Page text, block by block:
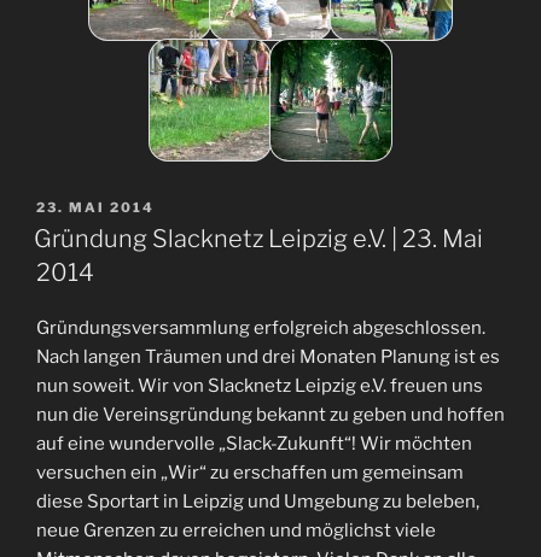
VERÖFFENTLICHT
AM
23. MAI 2014
Gründung Slacknetz Leipzig e.V. | 23. Mai
2014
Gründungsversammlung erfolgreich abgeschlossen.
Nach langen Träumen und drei Monaten Planung ist es
nun soweit. Wir von Slacknetz Leipzig e.V. freuen uns
nun die Vereinsgründung bekannt zu geben und hoffen
auf eine wundervolle „Slack-Zukunft“! Wir möchten
versuchen ein „Wir“ zu erschaffen um gemeinsam
diese Sportart in Leipzig und Umgebung zu beleben,
neue Grenzen zu erreichen und möglichst viele